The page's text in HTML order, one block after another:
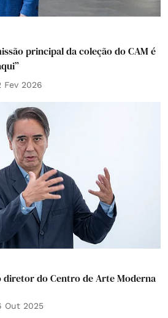
principal da coleção do CAM é
Fev 2026
diretor do Centro de Arte Moderna
Out 2025